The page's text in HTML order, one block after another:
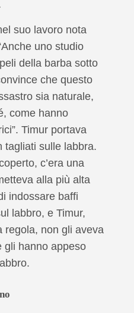
suo lavoro nota
uno studio
della barba sotto
che questo
sia naturale,
come hanno
Timur portava
tagliati sulle labbra.
c’era una
alla più alta
indossare baffi
labbro, e Timur,
regola, non gli aveva
gli hanno appeso